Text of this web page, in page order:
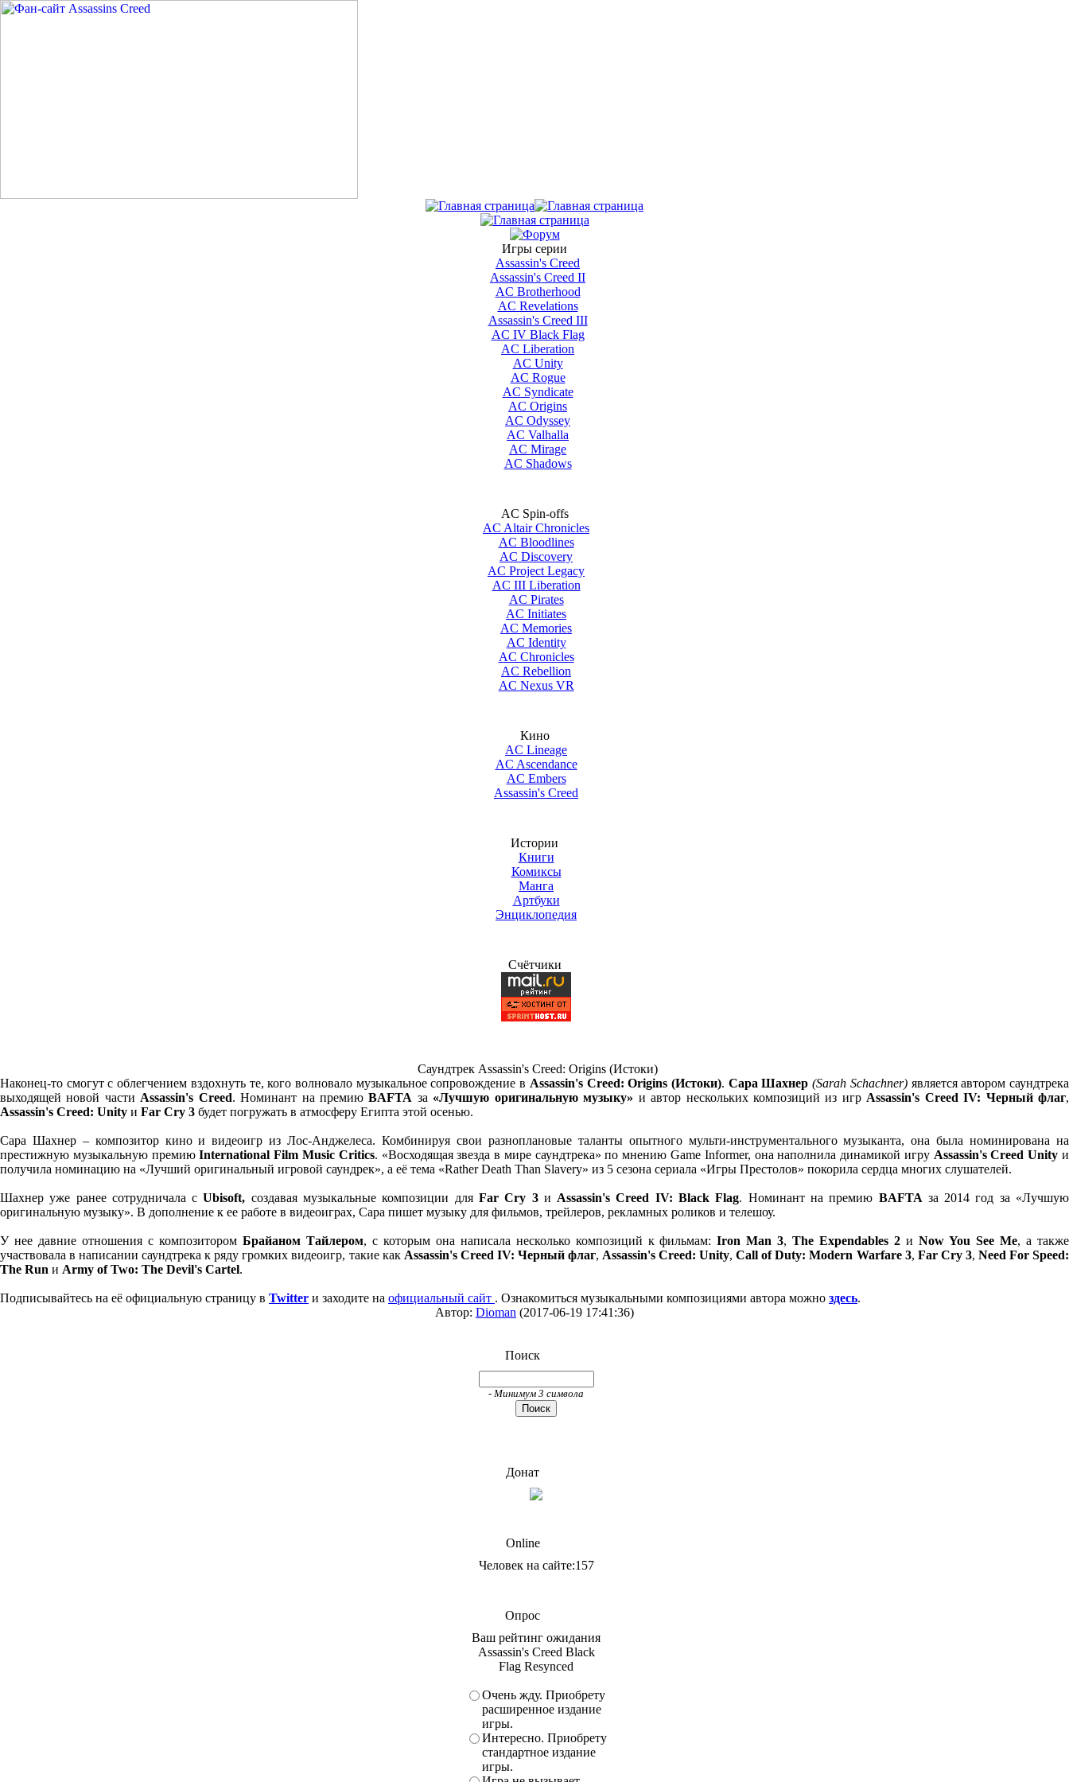
Игры серии
Assassin's Creed
Assassin's Creed II
AС Brotherhood
AC Revelations
Assassin's Creed III
AC IV Black Flag
AC Liberation
AC Unity
AC Rogue
AC Syndicate
AC Origins
AC Odyssey
AC Valhalla
AC Mirage
AC Shadows
AC Spin-offs
AC Altair Chronicles
AC Bloodlines
AC Discovery
AC Project Legacy
AC III Liberation
AC Pirates
AC Initiates
AC Memories
AC Identity
AC Chronicles
AC Rebellion
AC Nexus VR
Кино
AC Lineage
AC Ascendance
AC Embers
Assassin's Creed
Истории
Книги
Комиксы
Манга
Артбуки
Энциклопедия
Счётчики
Саундтрек Assassin's Creed: Origins (Истоки)
Наконец-то смогут с облегчением вздохнуть те, кого волновало музыкальное сопровождение в Assassin's Creed: Origins (Истоки). Сара Шахнер ‏ (Sarah Schachner‏)является автором саундтрека
выходящей новой части Assassin's Creed. Номинант на премию BAFTA за «Лучшую оригинальную музыку» и автор нескольких композиций из игр Assassin's Creed IV: Черный флаг,
Assassin's Creed: Unity и Far Cry 3 будет погружать в атмосферу Египта этой осенью.
Сара Шахнер – композитор кино и видеоигр из Лос-Анджелеса. Комбинируя свои разноплановые таланты опытного мульти-инструментального музыканта, она была номинирована на
престижную музыкальную премиюInternational Film Music Critics. «Восходящая звезда в мире саундтрека» по мнению Game Informer, она наполнила динамикой игру Assassin's Creed Unity и
получила номинацию на «Лучший оригинальный игровой саундрек», а её тема «Rather Death Than Slavery» из 5 сезона сериала «Игры Престолов» покорила сердца многих слушателей.
Шахнер уже ранее сотрудничала с Ubisoft, создавая музыкальные композиции для Far Cry 3и Assassin's Creed IV: Black Flag. Номинант на премию BAFTA за 2014 год за «Лучшую
оригинальную музыку». В дополнение к ее работе в видеоиграх, Сара пишет музыку для фильмов, трейлеров, рекламных роликов и телешоу.
У нее давние отношения с композитором Брайаном Тайлером, с которым она написала несколько композиций к фильмам:Iron Man 3,The Expendables 2 иNow You See Me, а также
участвовала в написании саундтрека к ряду громких видеоигр, такие как Assassin's Creed IV: Черный флаг, Assassin's Creed: Unity,Call of Duty: Modern Warfare 3, Far Cry 3, Need For Speed:
The Run и Army of Two: The Devil's Cartel.
Подписывайтесь на её официальную страницу в Twitter и заходите на официальный сайт . Ознакомиться музыкальными композициями автора можно здесь.
Автор: Dioman (2017-06-19 17:41:36)
Поиск
- Минимум 3 символа
Донат
Online
Человек на сайте:157
Опрос
Ваш рейтинг ожидания
Assassin's Creed Black
Flag Resynced
Очень жду. Приобрету
расширенное издание
игры.
Интересно. Приобрету
стандартное издание
игры.